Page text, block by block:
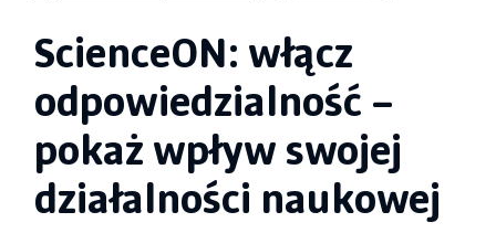
ScienceON: włącz
odpowiedzialność –
pokaż wpływ swojej
działalności naukowej